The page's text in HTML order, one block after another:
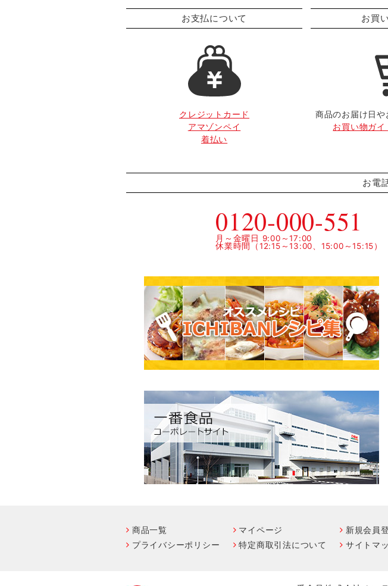
お支払について
クレジットカード
アマゾンペイ
着払い
お買
商品のお届け日
お買い物ガイ
お電
0120-000-551
月～金曜日 9:00～17:00
休業時間（12:15～13:00、15:00～15:15）
商品一覧 マイページ 新規会員
プライバシーポリシー
特定商取引法について サイトマ